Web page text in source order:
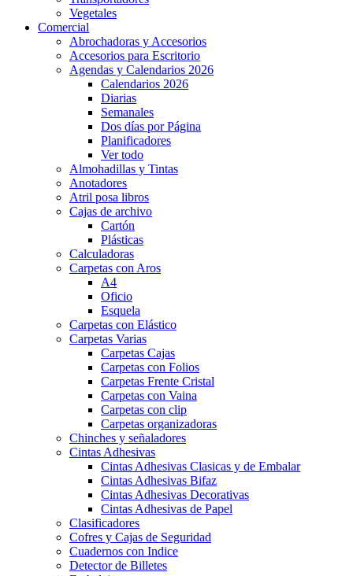
Vegetales
Comercial
Abrochadoras y Accesorios
Accesorios para Escritorio
Agendas y Calendarios 2026
Calendarios 2026
Diarias
Semanales
Dos días por Página
Planificadores
Ver todo
Almohadillas y Tintas
Anotadores
Atril posa libros
Cajas de archivo
Cartón
Plásticas
Calculadoras
Carpetas con Aros
A4
Oficio
Esquela
Carpetas con Elástico
Carpetas Varias
Carpetas Cajas
Carpetas con Folios
Carpetas Frente Cristal
Carpetas con Vaina
Carpetas con clip
Carpetas organizadoras
Chinches y señaladores
Cintas Adhesivas
Cintas Adhesivas Clasicas y de Embalar
Cintas Adhesivas Bifaz
Cintas Adhesivas Decorativas
Cintas Adhesivas de Papel
Clasificadores
Cofres y Cajas de Seguridad
Cuadernos con Indice
Detector de Billetes